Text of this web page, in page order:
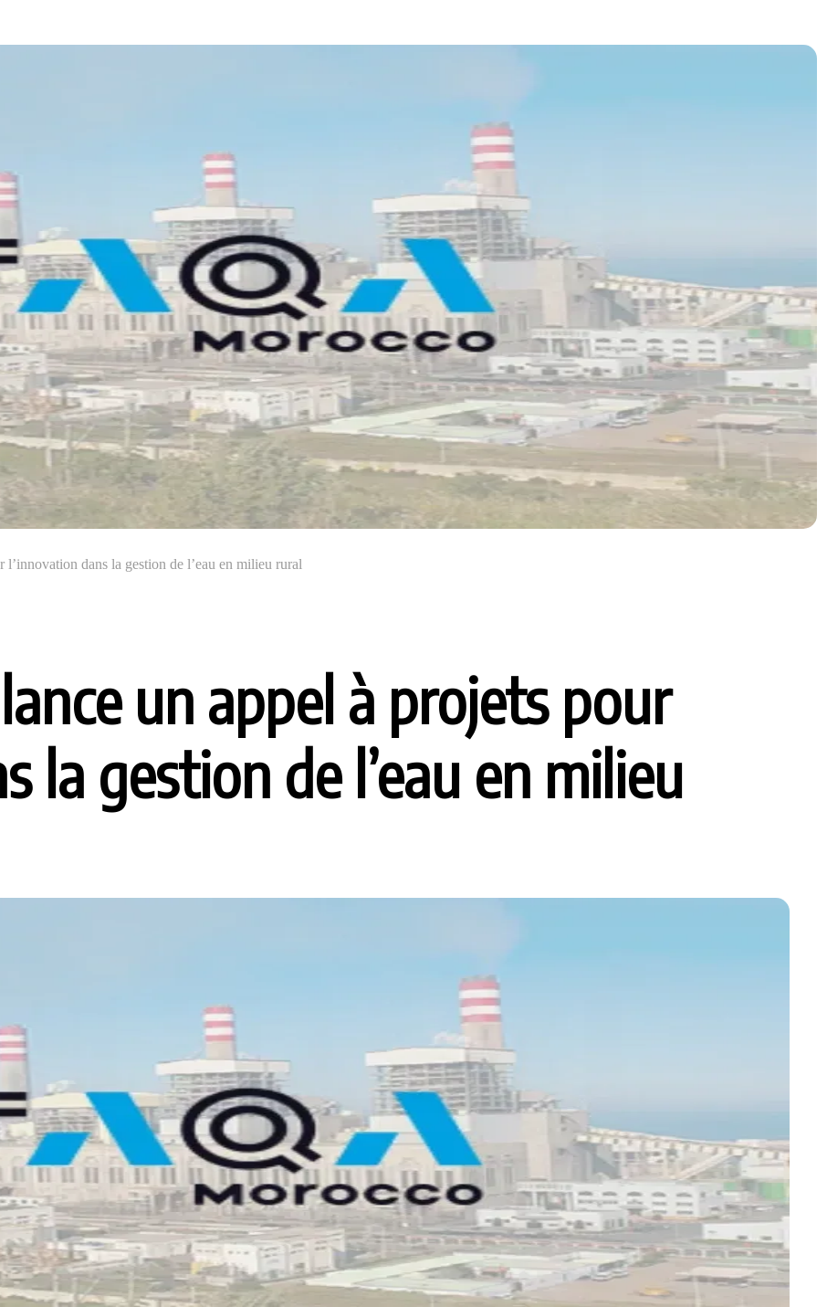
dans la gestion de l’eau en milieu rural
un appel à projets pour
la gestion de l’eau en milieu